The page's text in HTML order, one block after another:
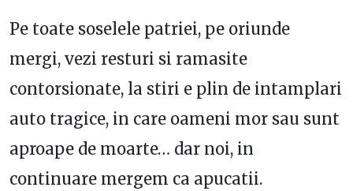
Pe toate soselele patriei, pe oriunde
mergi, vezi resturi si ramasite
contorsionate, la stiri e plin de intamplari
auto tragice, in care oameni mor sau sunt
aproape de moarte… dar noi, in
continuare mergem ca apucatii.